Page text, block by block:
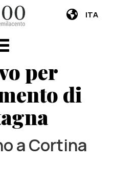
ITA
per
di
a Cortina